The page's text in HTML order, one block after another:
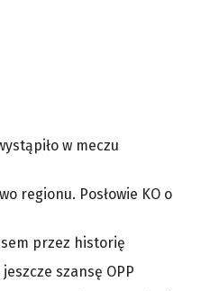
w meczu
regionu. Posłowie KO o
przez historię
szansę OPP